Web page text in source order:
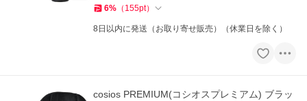
6% （ 155pt）
8日以内に発送（お取り寄せ販売）（休業日を除く）
cosios PREMIUM(コシオスプレミアム) ブラッ